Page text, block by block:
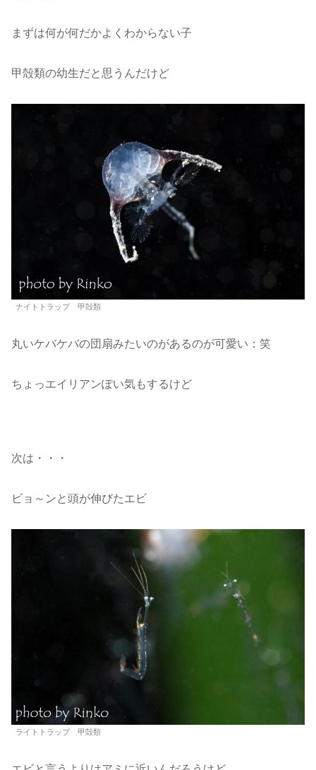
まずは何が何だかよくわからない子
甲殻類の幼生だと思うんだけど
ナイトトラップ 甲殻類
丸いケバケバの団扇みたいのがあるのが可愛い：笑
ちょっエイリアンぽい気もするけど
次は・・・
ビョ～ンと頭が伸びたエビ
ライトトラップ 甲殻類